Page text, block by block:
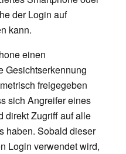
der Login auf
kann.
einen
Gesichtserkennung
freigegeben
sich Angreifer eines
direkt Zugriff auf alle
haben. Sobald dieser
Login verwendet wird,